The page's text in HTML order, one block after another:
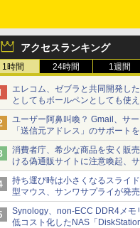
アクセスランキング
1時間 24時間 1週間
エレコム、ゼブラと共同開発し
としてもボールペンとしても使
スツーウェイ」発売 iPadにも
えずに書き込める
ユーザー阿鼻叫喚？ Gmail、サ
「送信元アドレス」のサポート
【やじうまWatch】
消費者庁、希少な商品を安く販
ける偽通販サイトに注意喚起、
イン名を公表
持ち運び時は小さくなるスライ
型マウス、サンワサプライが発
Synology、non-ECC DDR4メモ
低コスト化したNAS「